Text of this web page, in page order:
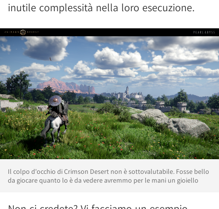
inutile complessità nella loro esecuzione.
Il colpo d'occhio di Crimson Desert non è sottovalutabile. Fosse bello
da giocare quanto lo è da vedere avremmo per le mani un gioiello